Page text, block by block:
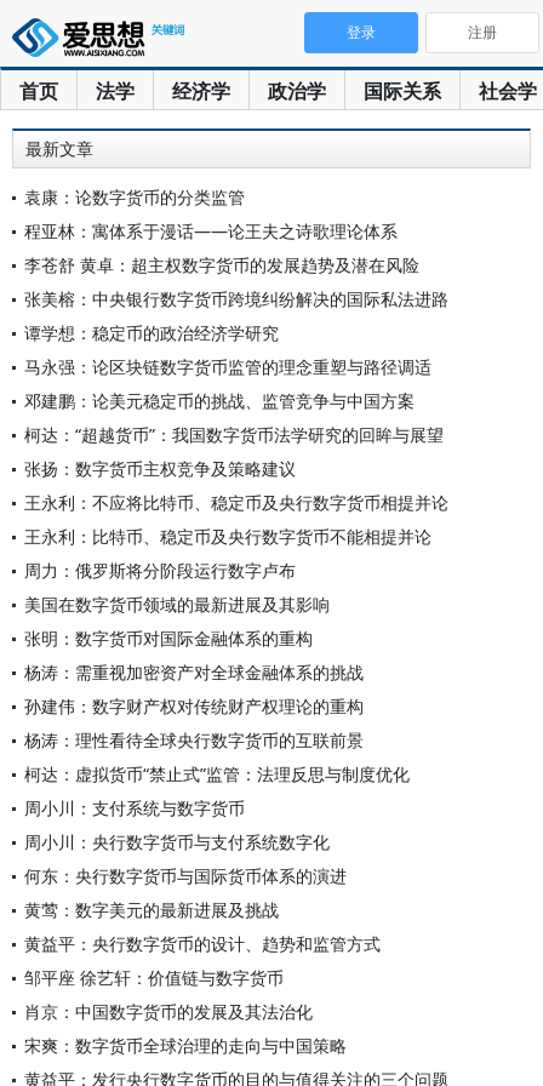
首页 法学 经济学 政治学 国际关系 社会学
登录 注册
最新文章
袁康：论数字货币的分类监管
程亚林：寓体系于漫话——论王夫之诗歌理论体系
李苍舒 黄卓：超主权数字货币的发展趋势及潜在风险
张美榕：中央银行数字货币跨境纠纷解决的国际私法进路
谭学想：稳定币的政治经济学研究
马永强：论区块链数字货币监管的理念重塑与路径调适
邓建鹏：论美元稳定币的挑战、监管竞争与中国方案
柯达：“超越货币”：我国数字货币法学研究的回眸与展望
张扬：数字货币主权竞争及策略建议
王永利：不应将比特币、稳定币及央行数字货币相提并论
王永利：比特币、稳定币及央行数字货币不能相提并论
周力：俄罗斯将分阶段运行数字卢布
美国在数字货币领域的最新进展及其影响
张明：数字货币对国际金融体系的重构
杨涛：需重视加密资产对全球金融体系的挑战
孙建伟：数字财产权对传统财产权理论的重构
杨涛：理性看待全球央行数字货币的互联前景
柯达：虚拟货币“禁止式”监管：法理反思与制度优化
周小川：支付系统与数字货币
周小川：央行数字货币与支付系统数字化
何东：央行数字货币与国际货币体系的演进
黄莺：数字美元的最新进展及挑战
黄益平：央行数字货币的设计、趋势和监管方式
邹平座 徐艺轩：价值链与数字货币
肖京：中国数字货币的发展及其法治化
宋爽：数字货币全球治理的走向与中国策略
黄益平：发行央行数字货币的目的与值得关注的三个问题